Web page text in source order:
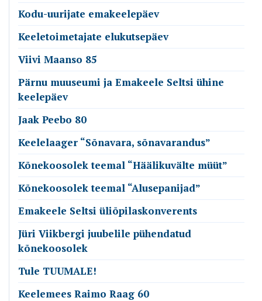
Kodu-uurijate emakeelepäev
Keeletoimetajate elukutsepäev
Viivi Maanso 85
Pärnu muuseumi ja Emakeele Seltsi ühine
keelepäev
Jaak Peebo 80
Keelelaager “Sõnavara, sõnavarandus”
Kõnekoosolek teemal “Häälikuvälte müüt”
Kõnekoosolek teemal “Alusepanijad”
Emakeele Seltsi üliõpilaskonverents
Jüri Viikbergi juubelile pühendatud
kõnekoosolek
Tule TUUMALE!
Keelemees Raimo Raag 60